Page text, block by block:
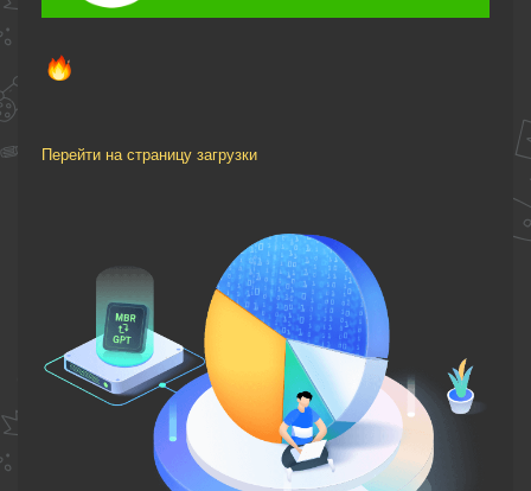
Перейти на страницу загрузки